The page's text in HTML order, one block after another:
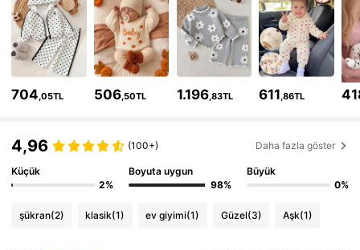
4,88 508K Takipçiler
4,88 508K Takipçiler
4,88 508K Takipçiler
704,05TL 506,50TL 1.196,83TL 611,86TL
4,96 (100+) Daha fazla göster
Küçük
2%
Boyuta uygun
98%
Büyük
0%
şükran(2) klasik(1) ev giyimi(1) Güzel(3) Aşk(1)